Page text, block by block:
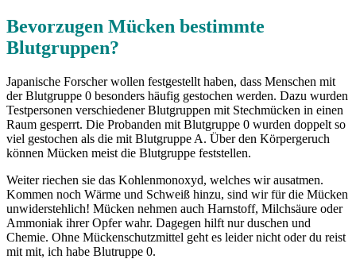
Bevorzugen Mücken bestimmte
Blutgruppen?
Japanische Forscher wollen festgestellt haben, dass Menschen mit
der Blutgruppe 0 besonders häufig gestochen werden. Dazu wurden
Testpersonen verschiedener Blutgruppen mit Stechmücken in einen
Raum gesperrt. Die Probanden mit Blutgruppe 0 wurden doppelt so
viel gestochen als die mit Blutgruppe A. Über den Körpergeruch
können Mücken meist die Blutgruppe feststellen.
Weiter riechen sie das Kohlenmonoxyd, welches wir ausatmen.
Kommen noch Wärme und Schweiß hinzu, sind wir für die Mücken
unwiderstehlich! Mücken nehmen auch Harnstoff, Milchsäure oder
Ammoniak ihrer Opfer wahr. Dagegen hilft nur duschen und
Chemie. Ohne Mückenschutzmittel geht es leider nicht oder du reist
mit mit, ich habe Blutruppe 0.